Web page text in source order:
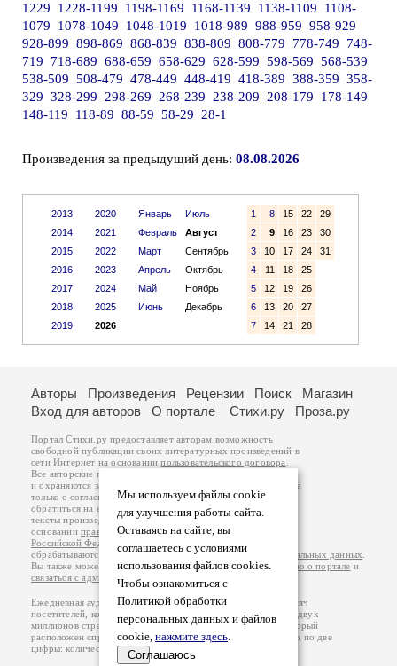
1229
1228-1199 1198-1169 1168-1139 1138-1109
1108-
1079
1078-1049 1048-1019 1018-989 988-959 958-929
928-899 898-869 868-839 838-809 808-779 778-749
748-
719
718-689 688-659 658-629 628-599 598-569 568-539
538-509 508-479 478-449 448-419 418-389 388-359 358-
329 328-299 298-269 268-239 238-209 208-179
178-149
148-119
118-89 88-59 58-29 28-1
Произведения за предыдущий день: 08.08.2026
2013
2014
2015
2016
2017
2018
2019
2020
2021
2022
2023
2024
2025
2026
Январь
Июль
Февраль
Август
Март
Сентябрь
Апрель
Октябрь
Май
Ноябрь
Июнь
Декабрь
1 8 15 22
29
2
9 16 23
30
3
10 17 24
31
4
11 18
25
5
12 19
26
6
13 20
27
7
14 21 28
Мы используем файлы cookie
для улучшения работы сайта.
Оставаясь на сайте, вы
соглашаетесь с условиями
использования файлов cookies.
Чтобы ознакомиться с
Политикой обработки
персональных данных и файлов
cookie, нажмите здесь.
Соглашаюсь
Авторы Произведения Рецензии Поиск
Магазин
Вход для авторов
О портале Стихи.ру Проза.ру
Портал Стихи.ру предоставляет авторам возможность
свободной публикации своих литературных произведений в
сети Интернет на основаниипользовательского договора
Все авторские права на произведения принадлежат авторам
и охраняются законом
. Перепечатка произведений возможна
только с согласия его автора, к которому вы можете
обратиться на его авторской странице. Ответственность за
тексты произведений авторы несут самостоятельно на
основанииправил публикацииизаконодательства
Российской Федерации
обрабатываются на основанииПолитики обработки персональных данных
Вы также можете посмотреть более подробнуюинформацию о портале и
связаться с администрацией
Ежедневная аудитория портала Стихи.ру – порядка 200 тысяч
посетителей, которые в общей сумме просматривают более двух
миллионов страниц по данным счетчика посещаемости, который
расположен справа от этого текста. В каждой графе указано по две
цифры: количество просмотров и количество посетителей.